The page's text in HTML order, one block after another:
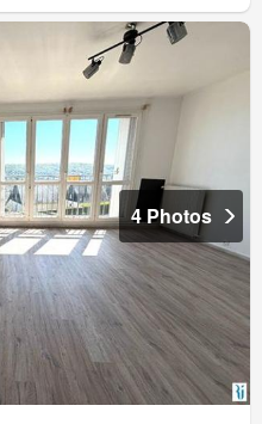
4 Photos